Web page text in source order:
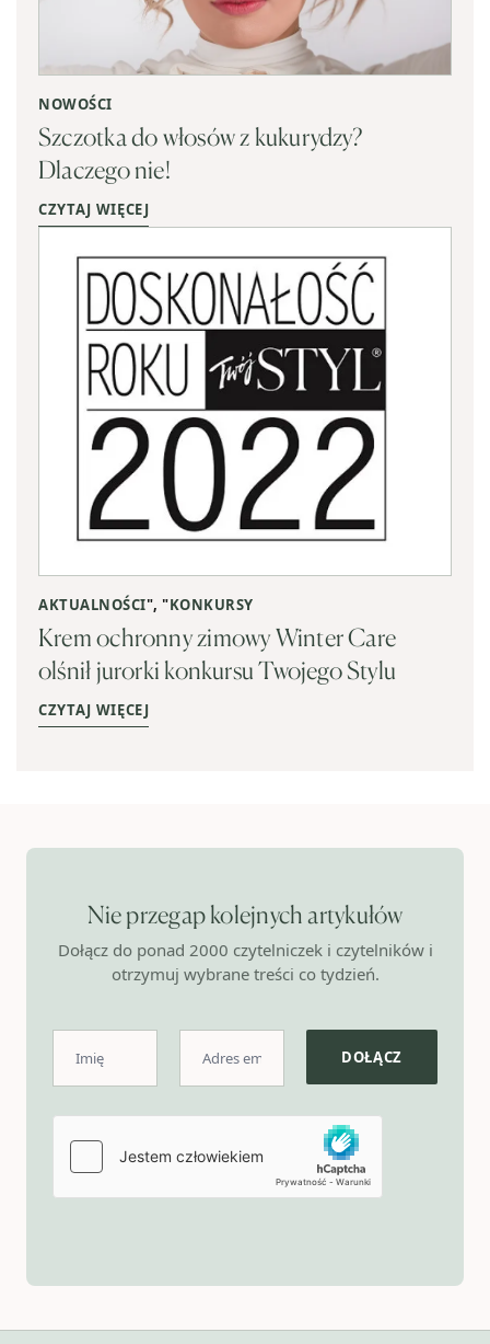
NOWOŚCI
Szczotka do włosów z kukurydzy?
Dlaczego nie!
CZYTAJ WIĘCEJ
AKTUALNOŚCI", "KONKURSY
Krem ochronny zimowy Winter Care
olśnił jurorki konkursu Twojego Stylu
CZYTAJ WIĘCEJ
Nie przegap kolejnych artykułów
Dołącz do ponad 2000 czytelniczek i czytelników i
otrzymuj wybrane treści co tydzień.